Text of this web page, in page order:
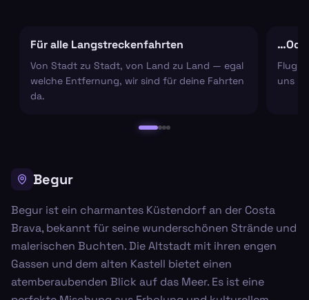
Für alle Langstreckenfahrten
Von Stadt zu Stadt, von Land zu Land — egal
welche Entfernung, wir sind für deine Fahrten
da.
uns
Begur
Begur ist ein charmantes Küstendorf an der Costa
Brava, bekannt für seine wunderschönen Strände und
malerischen Buchten. Die Altstadt mit ihren engen
Gassen und dem alten Kastell bietet einen
atemberaubenden Blick auf das Meer. Es ist eine